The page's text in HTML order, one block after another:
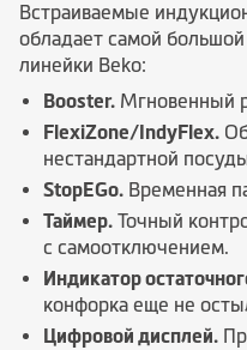
Встраиваемые
обладает самой
линейки Beko:
Booster. Мгновенный
FlexiZone/IndyFlex.
нестандартной
StopEGo. Временная
Таймер. Точный
с самоотключением.
Индикатор
конфорка еще не
Цифровой дисплей.